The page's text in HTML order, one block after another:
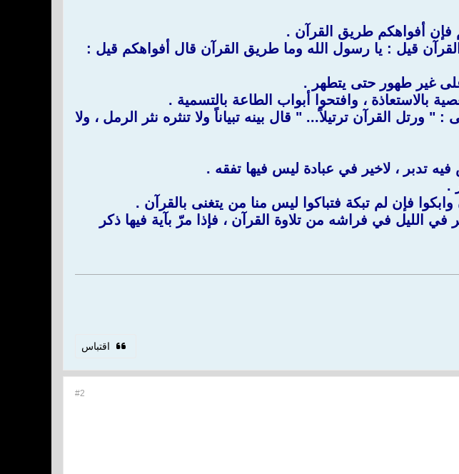
فإن أفواهكم طريق القرآن .
قيل : يا رسول الله وما طريق القرآن قال أفواهكم قيل :
على غير طهور حتى يتطهر .
بالاستعاذة ، وافتحوا أبواب الطاعة بالتسمية .
القرآن ترتيلاً... " قال بينه تبياناً ولا تنثره نثر الرمل ، ولا
تدبر ، لاخير في عبادة ليس فيها تفقه .
.
فإن لم تبكة فتباكوا ليس منا من يتغنى بالقرآن .
الليل في فراشه من تلاوة القرآن ، فإذا مرّ بآية فيها ذكر
اقتباس
#2